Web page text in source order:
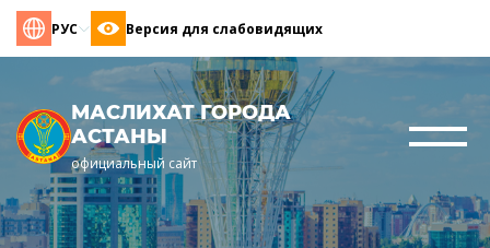
РУС Версия для слабовидящих
МАСЛИХАТ ГОРОДА
АСТАНЫ
официальный сайт